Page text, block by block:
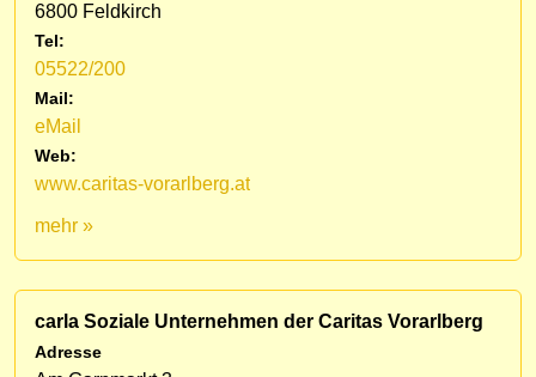
6800 Feldkirch
Tel:
05522/200
Mail:
eMail
Web:
www.caritas-vorarlberg.at
mehr »
carla Soziale Unternehmen der Caritas Vorarlberg
Adresse